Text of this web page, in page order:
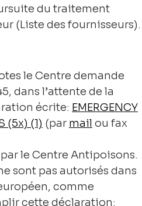
du traitement
(Liste des fournisseurs).
le Centre demande
dans l’attente de la
écrite: EMERGENCY
(5x) (1) (par mail ou fax
le Centre Antipoisons.
sont pas autorisés dans
comme
cette déclaration: